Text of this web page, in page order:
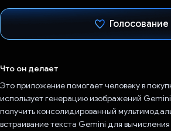
Голосование
Что он делает
Это приложение помогает человеку в
использует генерацию изображений
получить консолидированный
встраивание текста Gemini для